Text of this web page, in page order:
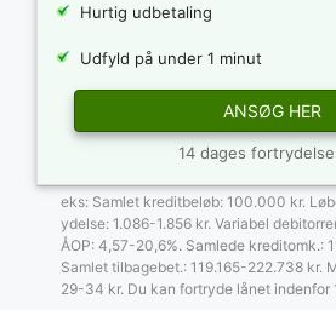
Hurtig udbetaling
Udfyld på under 1 minut
ANSØG HER
14 dages
eks: Samlet kreditbeløb: 100.000 kr.
ydelse: 1.086-1.856 kr. Variabel
ÅOP: 4,57-20,6%. Samlede kreditomk.:
Samlet tilbagebet.: 119.165-222.738 kr.
29-34 kr. Du kan fortryde lånet indenfor